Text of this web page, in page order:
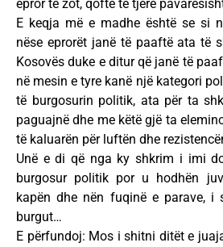
epror të zot, qoftë të tjerë
E keqja më e madhe është se si
nëse eprorët janë të paaftë ata të
Kosovës duke e ditur që janë të
në mesin e tyre kanë një kategori
të burgosurin politik, ata për ta
paguajnë dhe me këtë gjë ta
të kaluarën për luftën dhe
Unë e di që nga ky shkrim i imi
burgosur politik por u hodhën
kapën dhe nën fuqinë e parave,
burgut…
E përfundoj: Mos i shitni ditët e